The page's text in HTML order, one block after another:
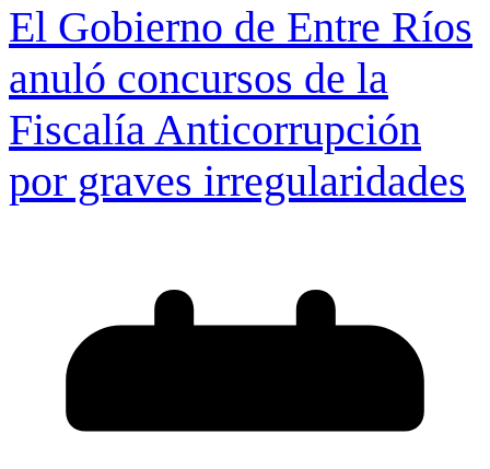
El Gobierno de Entre Ríos
anuló concursos de la
Fiscalía Anticorrupción
por graves irregularidades